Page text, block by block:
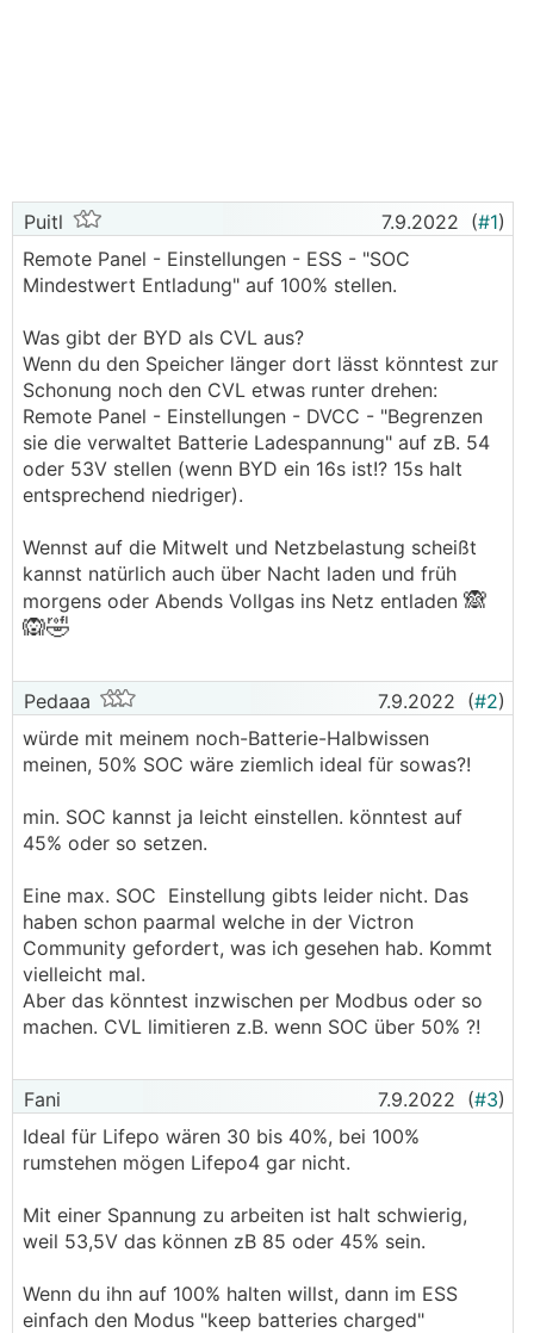
Puitl 7.9.2022 (#1)
Remote Panel - Einstellungen - ESS - "SOC
Mindestwert Entladung" auf 100% stellen.
Was gibt der BYD als CVL aus?
Wenn du den Speicher länger dort lässt könntest zur
Schonung noch den CVL etwas runter drehen:
Remote Panel - Einstellungen - DVCC - "Begrenzen
sie die verwaltet Batterie Ladespannung" auf zB. 54
oder 53V stellen (wenn BYD ein 16s ist!? 15s halt
entsprechend niedriger).
Wennst auf die Mitwelt und Netzbelastung scheißt
kannst natürlich auch über Nacht laden und früh
morgens oder Abends Vollgas ins Netz entladen 🙈
🙉🤣
Pedaaa 7.9.2022 (#2)
würde mit meinem noch-Batterie-Halbwissen
meinen, 50% SOC wäre ziemlich ideal für sowas?!
min. SOC kannst ja leicht einstellen. könntest auf
45% oder so setzen.
Eine max. SOC Einstellung gibts leider nicht. Das
haben schon paarmal welche in der Victron
Community gefordert, was ich gesehen hab. Kommt
vielleicht mal.
Aber das könntest inzwischen per Modbus oder so
machen. CVL limitieren z.B. wenn SOC über 50% ?!
Fani 7.9.2022 (#3)
Ideal für Lifepo wären 30 bis 40%, bei 100%
rumstehen mögen Lifepo4 gar nicht.
Mit einer Spannung zu arbeiten ist halt schwierig,
weil 53,5V das können zB 85 oder 45% sein.
Wenn du ihn auf 100% halten willst, dann im ESS
einfach den Modus "keep batteries charged"